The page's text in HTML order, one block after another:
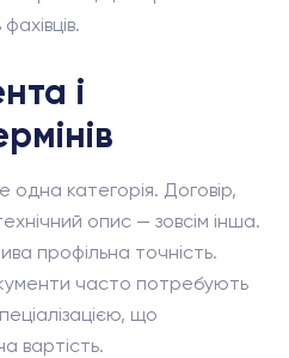
і
категорія. Договір,
опис — зовсім інша.
профільна точність.
часто потребують
що
вартість.